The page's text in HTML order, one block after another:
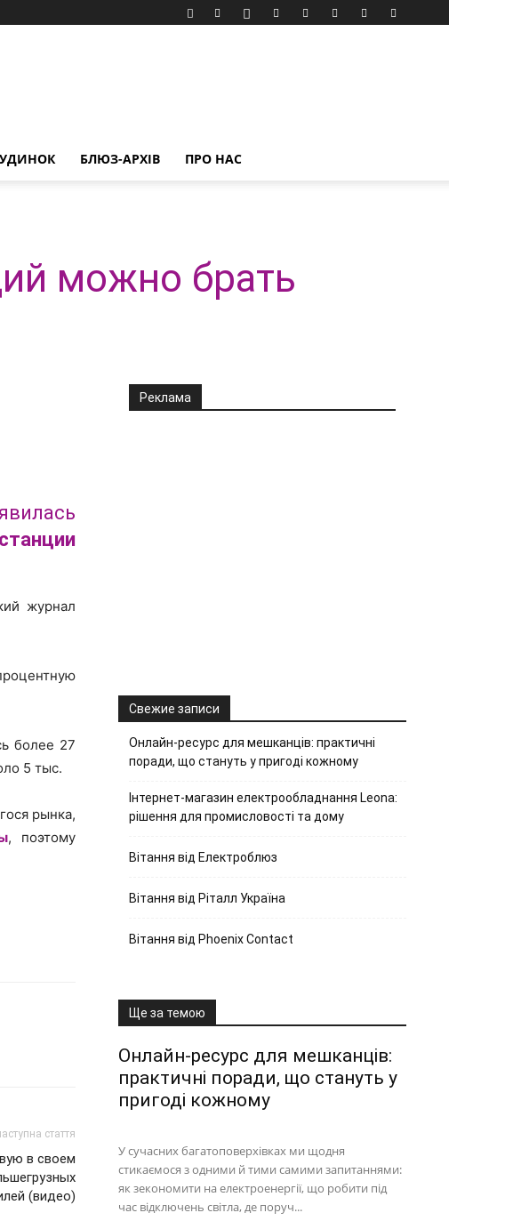
БЛЮЗ-АРХІВ ПРО НАС
можно брать
станции
журнал
более 27
5 тыс.
рынка,
, поэтому
стаття
в своем
(видео)
Реклама
Свежие записи
Онлайн-ресурс для мешканців: практичні
поради, що стануть у пригоді кожному
Інтернет-магазин електрообладнання Leona:
рішення для промисловості та дому
Вітання від Електроблюз
Вітання від Ріталл Україна
Вітання від Phoenix Contact
Ще за темою
Онлайн-ресурс для мешканців:
практичні поради, що стануть у
пригоді кожному
У сучасних багатоповерхівках ми щодня
стикаємося з одними й тими самими запитаннями:
як зекономити на електроенергії, що робити під
час відключень світла, де поруч...